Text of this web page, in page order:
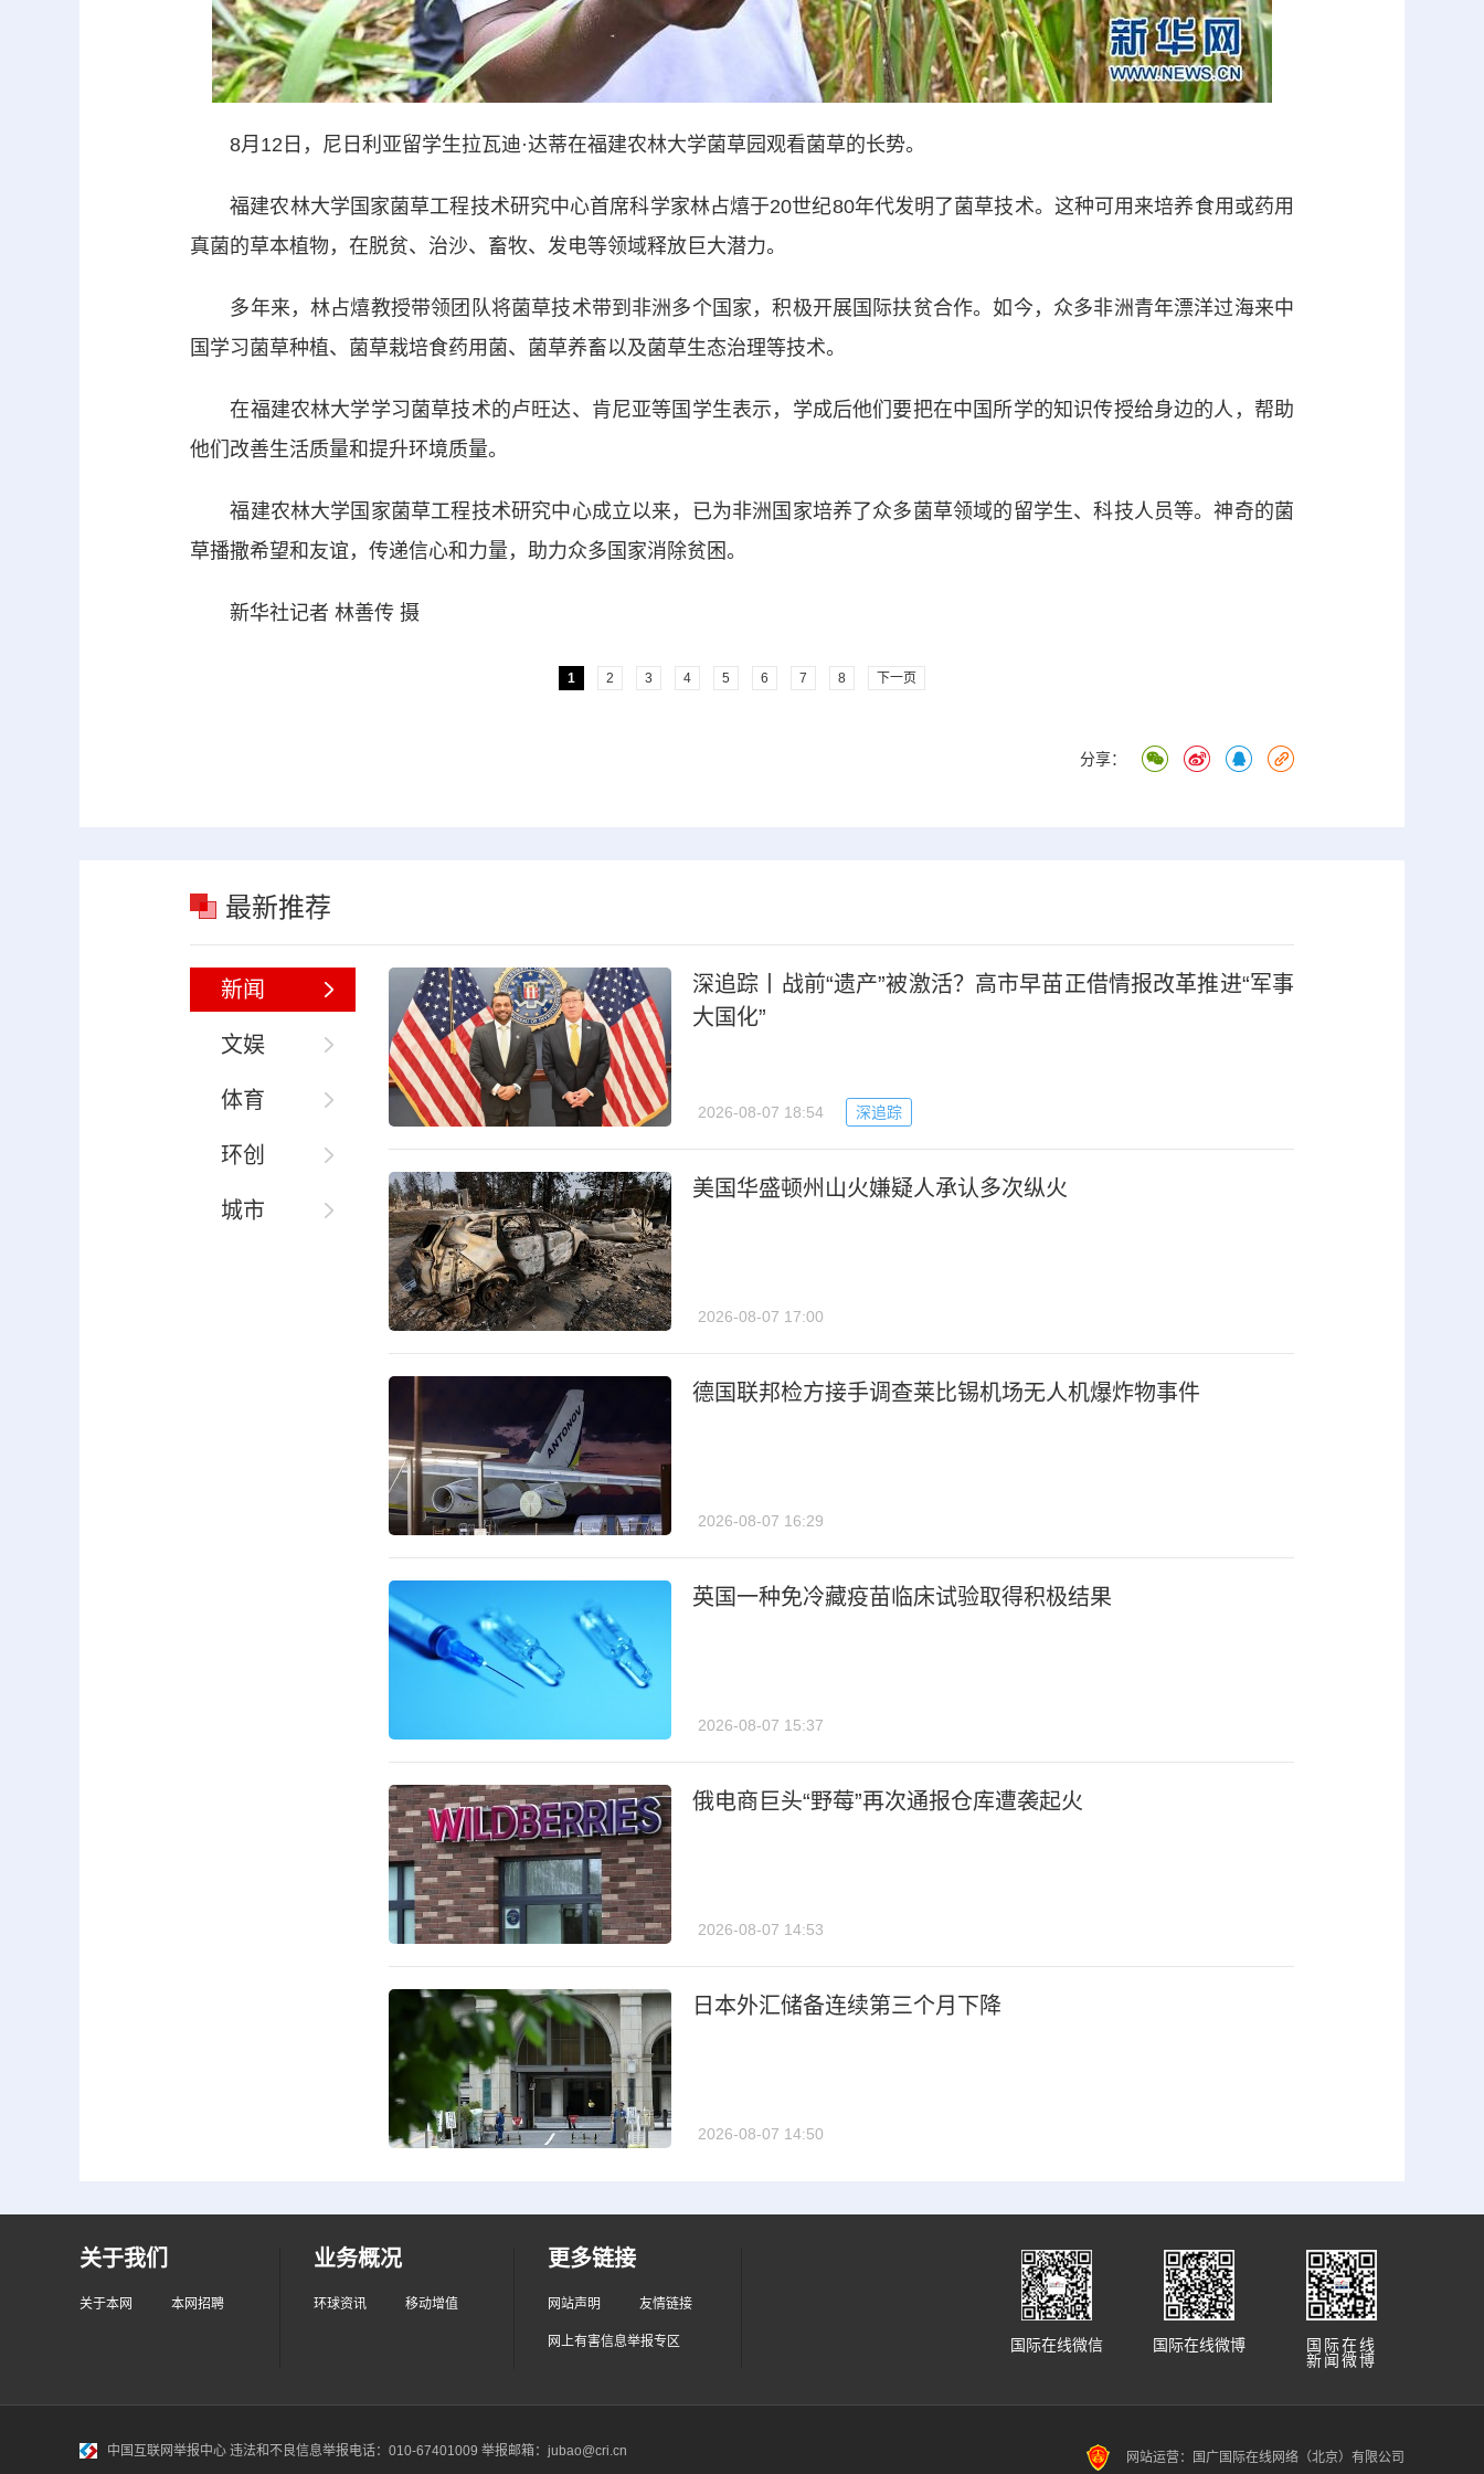
8月12日，尼日利亚留学生拉瓦迪·达蒂在福建农林大学菌草园观看菌草的长势。
福建农林大学国家菌草工程技术研究中心首席科学家林占熺于20世纪80年代发明了菌草技术。这种可用来培养食用或药用
真菌的草本植物，在脱贫、治沙、畜牧、发电等领域释放巨大潜力。
多年来，林占熺教授带领团队将菌草技术带到非洲多个国家，积极开展国际扶贫合作。如今，众多非洲青年漂洋过海来中
国学习菌草种植、菌草栽培食药用菌、菌草养畜以及菌草生态治理等技术。
在福建农林大学学习菌草技术的卢旺达、肯尼亚等国学生表示，学成后他们要把在中国所学的知识传授给身边的人，帮助
他们改善生活质量和提升环境质量。
福建农林大学国家菌草工程技术研究中心成立以来，已为非洲国家培养了众多菌草领域的留学生、科技人员等。神奇的菌
草播撒希望和友谊，传递信心和力量，助力众多国家消除贫困。
新华社记者 林善传 摄
1 2 3 4 5 6 7 8 下一页
分享：
最新推荐
新闻
文娱
体育
环创
城市
深追踪丨战前“遗产”被激活？高市早苗正借情报改革推进“军事
大国化”
2026-08-07 18:54 深追踪
美国华盛顿州山火嫌疑人承认多次纵火
2026-08-07 17:00
德国联邦检方接手调查莱比锡机场无人机爆炸物事件
2026-08-07 16:29
英国一种免冷藏疫苗临床试验取得积极结果
2026-08-07 15:37
俄电商巨头“野莓”再次通报仓库遭袭起火
2026-08-07 14:53
日本外汇储备连续第三个月下降
2026-08-07 14:50
关于我们
关于本网 本网招聘
业务概况
环球资讯 移动增值
更多链接
网站声明 友情链接
网上有害信息举报专区
国际在线
新闻微博
国际在线微博
国际在线微信
中国互联网举报中心 违法和不良信息举报电话：010-67401009 举报邮箱：jubao@cri.cn 网站运营：国广国际在线网络（北京）有限公司